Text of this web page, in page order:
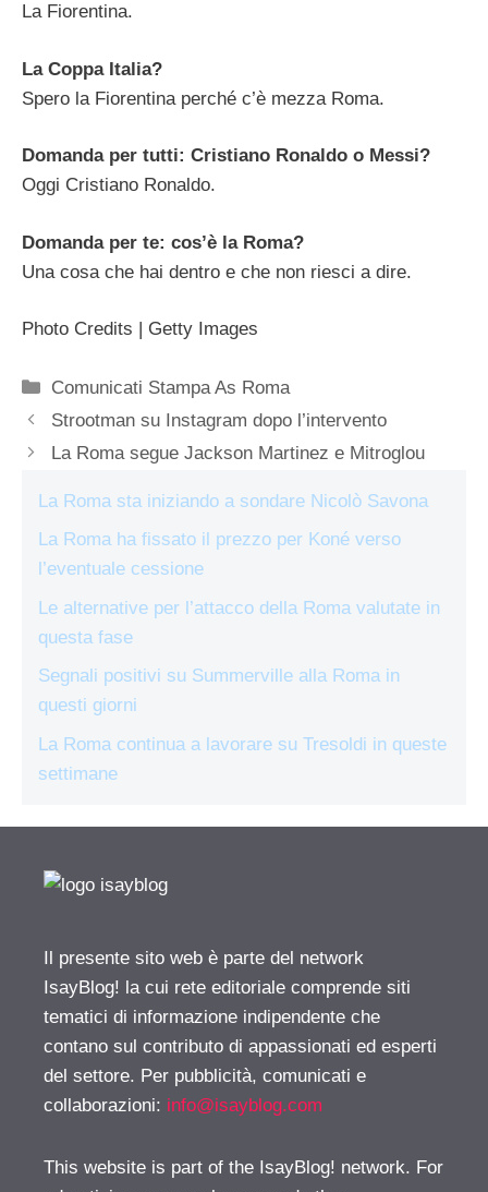
La Fiorentina.
La Coppa Italia?
Spero la Fiorentina perché c’è mezza Roma.
Domanda per tutti: Cristiano Ronaldo o Messi?
Oggi Cristiano Ronaldo.
Domanda per te: cos’è la Roma?
Una cosa che hai dentro e che non riesci a dire.
Photo Credits | Getty Images
Categorie
Comunicati Stampa As Roma
Strootman su Instagram dopo l’intervento
La Roma segue Jackson Martinez e Mitroglou
La Roma sta iniziando a sondare Nicolò Savona
La Roma ha fissato il prezzo per Koné verso
l’eventuale cessione
Le alternative per l’attacco della Roma valutate in
questa fase
Segnali positivi su Summerville alla Roma in
questi giorni
La Roma continua a lavorare su Tresoldi in queste
settimane
Il presente sito web è parte del network
IsayBlog! la cui rete editoriale comprende siti
tematici di informazione indipendente che
contano sul contributo di appassionati ed esperti
del settore. Per pubblicità, comunicati e
collaborazioni: info@isayblog.com
This website is part of the IsayBlog! network. For